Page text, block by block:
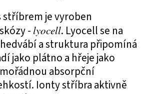
stříbrem je vyroben
- lyocell. Lyocell se na
a struktura připomíná
jako plátno a hřeje jako
absorpční
Ionty stříbra aktivně